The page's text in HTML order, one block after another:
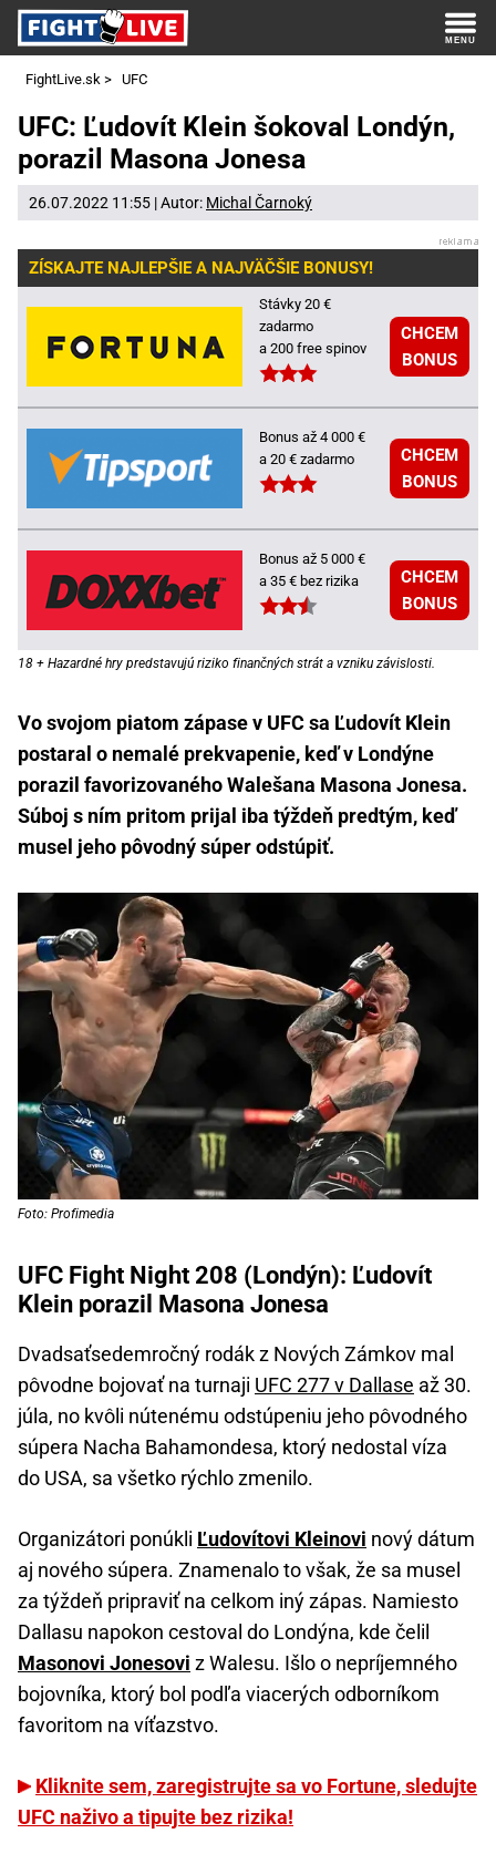
FightLive.sk > UFC
UFC: Ľudovít Klein šokoval Londýn,
porazil Masona Jonesa
26.07.2022 11:55 | Autor: Michal Čarnoký
ZÍSKAJTE NAJLEPŠIE A NAJVÄČŠIE BONUSY!
Stávky 20 €
zadarmo
a 200 free spinov
CHCEM
BONUS
Bonus až 4 000 €
a 20 € zadarmo
CHCEM
BONUS
Bonus až 5 000 €
a 35 € bez rizika
CHCEM
BONUS
18 + Hazardné hry predstavujú riziko finančných strát a vzniku závislosti.
Vo svojom piatom zápase v UFC sa Ľudovít Klein
postaral o nemalé prekvapenie, keď v Londýne
porazil favorizovaného Walešana Masona Jonesa.
Súboj s ním pritom prijal iba týždeň predtým, keď
musel jeho pôvodný súper odstúpiť.
Foto: Profimedia
UFC Fight Night 208 (Londýn): Ľudovít
Klein porazil Masona Jonesa
Dvadsaťsedemročný rodák z Nových Zámkov mal
pôvodne bojovať na turnaji UFC 277 v Dallase až 30.
júla, no kvôli nútenému odstúpeniu jeho pôvodného
súpera Nacha Bahamondesa, ktorý nedostal víza
do USA, sa všetko rýchlo zmenilo.
Organizátori ponúkli Ľudovítovi Kleinovi nový dátum
aj nového súpera. Znamenalo to však, že sa musel
za týždeň pripraviť na celkom iný zápas. Namiesto
Dallasu napokon cestoval do Londýna, kde čelil
Masonovi Jonesovi z Walesu. Išlo o nepríjemného
bojovníka, ktorý bol podľa viacerých odborníkom
favoritom na víťazstvo.
Kliknite sem, zaregistrujte sa vo Fortune, sledujte
UFC naživo a tipujte bez rizika!